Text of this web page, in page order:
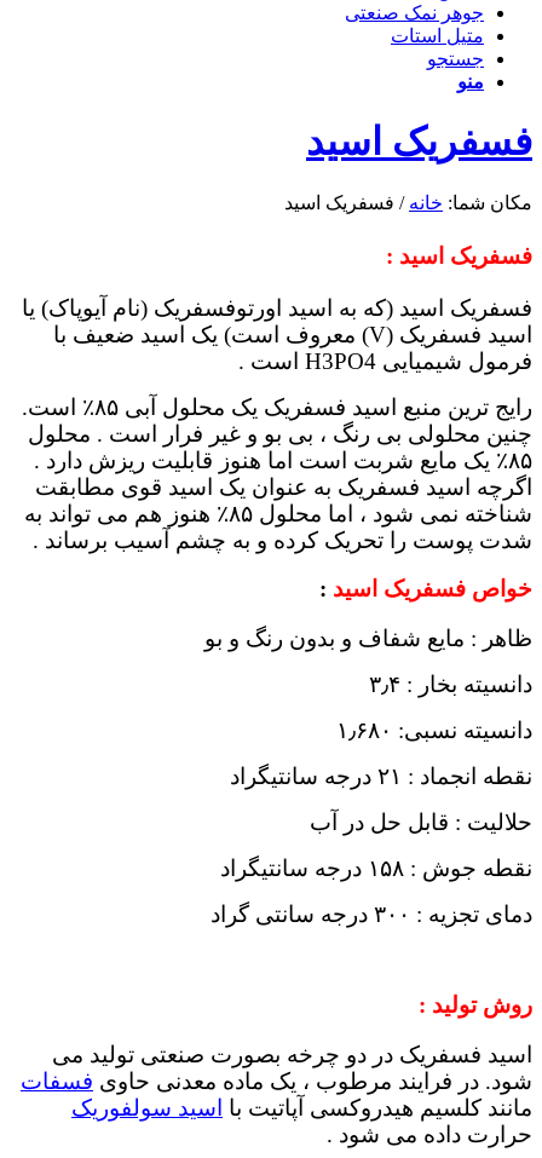
جوهر نمک صنعتی
متیل استات
جستجو
منو
فسفریک اسید
مکان شما: خانه / فسفریک اسید
فسفریک اسید :
فسفریک اسید (که به اسید اورتوفسفریک (نام آیوپاک) یا
اسید فسفریک (V) معروف است) یک اسید ضعیف با
فرمول شیمیایی H3PO4 است .
رایج ترین منبع اسید فسفریک یک محلول آبی ۸۵٪ است.
چنین محلولی بی رنگ ، بی بو و غیر فرار است . محلول
۸۵٪ یک مایع شربت است اما هنوز قابلیت ریزش دارد .
اگرچه اسید فسفریک به عنوان یک اسید قوی مطابقت
شناخته نمی شود ، اما محلول ۸۵٪ هنوز هم می تواند به
شدت پوست را تحریک کرده و به چشم آسیب برساند .
خواص فسفریک اسید :
ظاهر : مایع شفاف و بدون رنگ و بو
دانسیته بخار : ۳٫۴
دانسیته نسبی: ۱٫۶۸۰
نقطه انجماد : ۲۱ درجه سانتیگراد
حلالیت : قابل حل در آب
نقطه جوش : ۱۵۸ درجه سانتیگراد
دمای تجزیه : ۳۰۰ درجه سانتی گراد
روش تولید :
اسید فسفریک در دو چرخه بصورت صنعتی تولید می
شود. در فرایند مرطوب ، یک ماده معدنی حاوی فسفات
مانند کلسیم هیدروکسی آپاتیت با اسید سولفوریک
حرارت داده می شود .